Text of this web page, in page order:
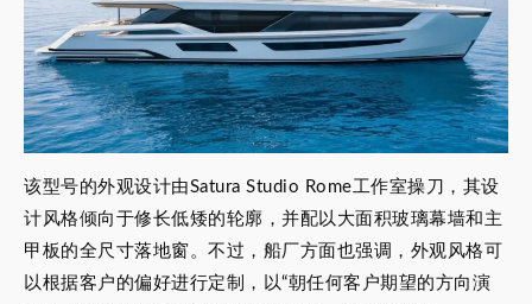
该型号的外观设计由Satura Studio Rome工作室操刀，其设
计风格倾向于修长低矮的轮廓，并配以大面积玻璃幕墙和主
甲板的全尺寸落地窗。不过，船厂方面也强调，外观风格可
以根据客户的偏好进行定制，以“朝任何客户期望的方向演